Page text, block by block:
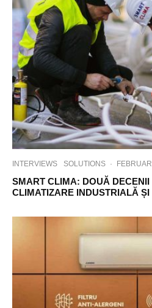
INTERVIEWS SOLUTIONS ·
SMART CLIMA: DOUĂ DECENII
CLIMATIZARE INDUSTRIALĂ ȘI